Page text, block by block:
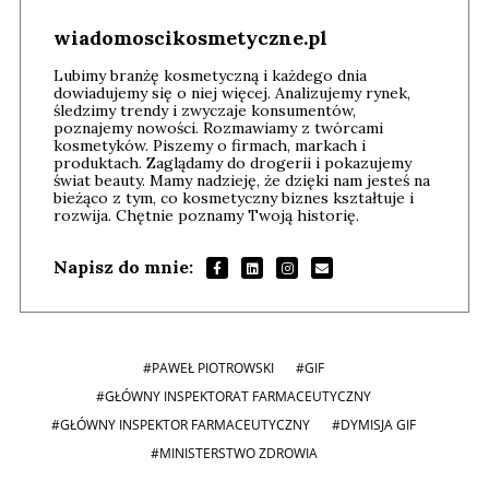
wiadomoscikosmetyczne.pl
Lubimy branżę kosmetyczną i każdego dnia
dowiadujemy się o niej więcej. Analizujemy rynek,
śledzimy trendy i zwyczaje konsumentów,
poznajemy nowości. Rozmawiamy z twórcami
kosmetyków. Piszemy o firmach, markach i
produktach. Zaglądamy do drogerii i pokazujemy
świat beauty. Mamy nadzieję, że dzięki nam jesteś na
bieżąco z tym, co kosmetyczny biznes kształtuje i
rozwija. Chętnie poznamy Twoją historię.
Napisz do mnie:
#PAWEŁ PIOTROWSKI
#GIF
#GŁÓWNY INSPEKTORAT FARMACEUTYCZNY
#GŁÓWNY INSPEKTOR FARMACEUTYCZNY
#DYMISJA GIF
#MINISTERSTWO ZDROWIA